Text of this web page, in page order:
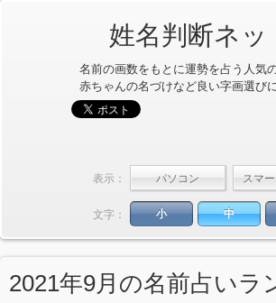
姓名判断ネッ
名前の画数をもとに運勢を占う人気
赤ちゃんの名づけなど良い字画選び
表示：
文字： 小 中
2021年9月の名前占いラ